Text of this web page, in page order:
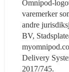
Omnipod-
varemerker
andre
BV,
Delivery
2017/745.